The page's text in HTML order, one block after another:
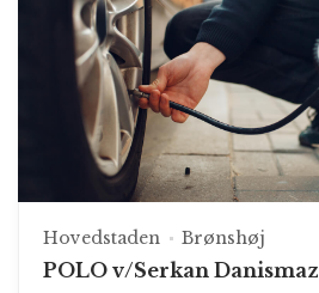
Hovedstaden Brønshøj
POLO v/Serkan Danismaz